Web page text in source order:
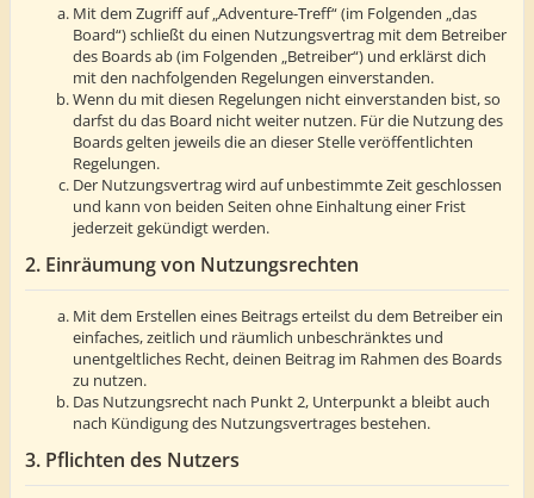
Mit dem Zugriff auf „Adventure-Treff“ (im Folgenden „das
Board“) schließt du einen Nutzungsvertrag mit dem Betreiber
des Boards ab (im Folgenden „Betreiber“) und erklärst dich
mit den nachfolgenden Regelungen einverstanden.
Wenn du mit diesen Regelungen nicht einverstanden bist, so
darfst du das Board nicht weiter nutzen. Für die Nutzung des
Boards gelten jeweils die an dieser Stelle veröffentlichten
Regelungen.
Der Nutzungsvertrag wird auf unbestimmte Zeit geschlossen
und kann von beiden Seiten ohne Einhaltung einer Frist
jederzeit gekündigt werden.
2. Einräumung von Nutzungsrechten
Mit dem Erstellen eines Beitrags erteilst du dem Betreiber ein
einfaches, zeitlich und räumlich unbeschränktes und
unentgeltliches Recht, deinen Beitrag im Rahmen des Boards
zu nutzen.
Das Nutzungsrecht nach Punkt 2, Unterpunkt a bleibt auch
nach Kündigung des Nutzungsvertrages bestehen.
3. Pflichten des Nutzers